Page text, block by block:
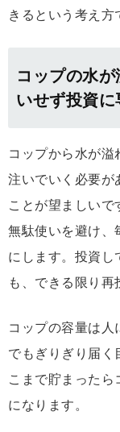
きるという考え方
コップの水
いせず投資に
コップから水が溢
注いでいく必要が
ことが望ましいで
無駄使いを避け、
にします。投資し
も、できる限り再
コップの容量は人
でもぎりぎり届く
こまで貯まったら
になります。